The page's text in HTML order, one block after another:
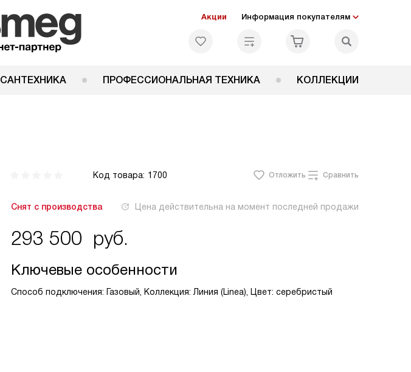
Акции Информация покупателям
САНТЕХНИКА ПРОФЕССИОНАЛЬНАЯ ТЕХНИКА КОЛЛЕКЦИИ
Код товара: 1700 Отложить Сравнить
Снят с производства Цена действительна на момент последней продажи
293 500 руб.
Ключевые особенности
Способ подключения: Газовый, Коллекция: Линия (Linea), Цвет: серебристый